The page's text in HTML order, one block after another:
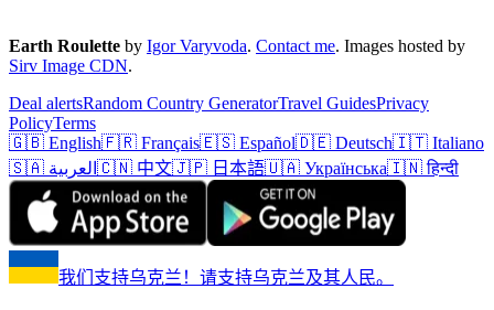
Earth Roulette by Igor Varyvoda. Contact me. Images hosted by
Sirv Image CDN.
Deal alertsRandom Country GeneratorTravel GuidesPrivacy
PolicyTerms
🇬🇧 English🇫🇷 Français🇪🇸 Español🇩🇪 Deutsch🇮🇹 Italiano
🇸🇦 العربية 🇨🇳 中文🇯🇵 日本語🇺🇦 Українська🇮🇳 हिन्दी
我们支持乌克兰！请支持乌克兰及其人民。